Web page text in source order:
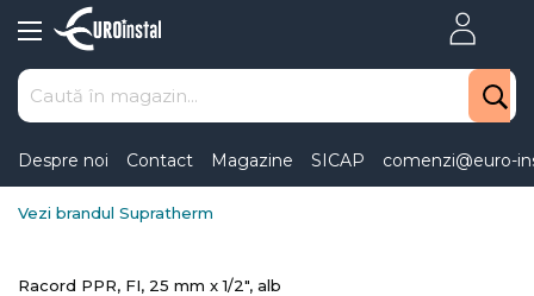
to
Content
Despre noi Contact Magazine SICAP comenzi@euro-
Vezi brandul Supratherm
Racord PPR, FI, 25 mm x 1/2", alb